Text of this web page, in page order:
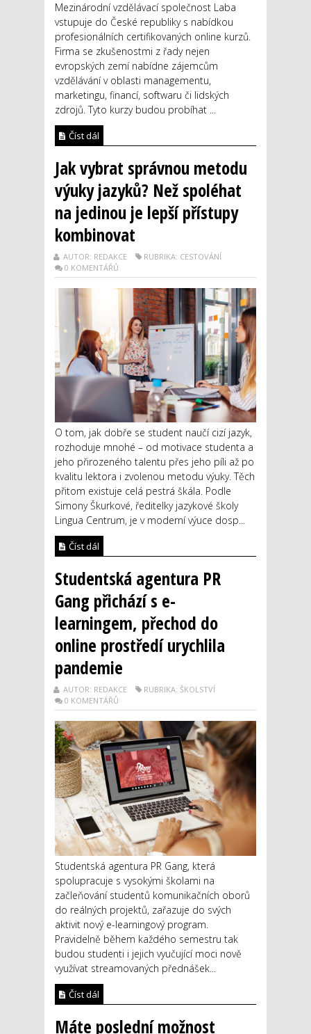
Mezinárodní vzdělávací společnost Laba
vstupuje do České republiky s nabídkou
profesionálních certifikovaných online kurzů.
Firma se zkušenostmi z řady nejen
evropských zemí nabídne zájemcům
vzdělávání v oblasti managementu,
marketingu, financí, softwaru či lidských
zdrojů. Tyto kurzy budou probíhat ...
Číst dál
Jak vybrat správnou metodu
výuky jazyků? Než spoléhat
na jedinou je lepší přístupy
kombinovat
AUTOR: REDAKCE
RUBRIKA: CESTOVÁNÍ
0 KOMENTÁŘŮ
O tom, jak dobře se student naučí cizí jazyk,
rozhoduje mnohé – od motivace studenta a
jeho přirozeného talentu přes jeho píli až po
kvalitu lektora i zvolenou metodu výuky. Těch
přitom existuje celá pestrá škála. Podle
Simony Škurkové, ředitelky jazykové školy
Lingua Centrum, je v moderní výuce dosp...
Číst dál
Studentská agentura PR
Gang přichází s e-
learningem, přechod do
online prostředí urychlila
pandemie
AUTOR: REDAKCE
RUBRIKA: ŠKOLSTVÍ
0 KOMENTÁŘŮ
Studentská agentura PR Gang, která
spolupracuje s vysokými školami na
začleňování studentů komunikačních oborů
do reálných projektů, zařazuje do svých
aktivit nový e-learningový program.
Pravidelně během každého semestru tak
budou studenti i jejich vyučující moci nově
využívat streamovaných přednášek...
Číst dál
Máte poslední možnost